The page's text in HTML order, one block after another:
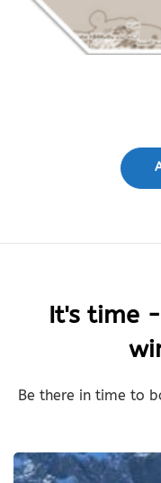
It's time
Be there in time to